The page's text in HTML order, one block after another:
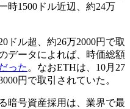
時1500ドル近辺、約24万
ドル超、約26万2000円で取
データによれば、時価総額
った 。なおETHは、10月27
円で取引されていた。
暗号資産採用は、業界で最